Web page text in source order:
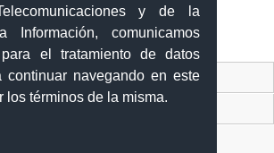
y de la
comunicamos
el tratamiento de datos
continuar navegando en este
los términos de la misma.
Ciudadano Digital